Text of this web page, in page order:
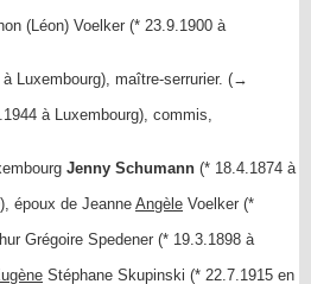
(Léon) Voelker (* 23.9.1900 à
Luxembourg), maître-serrurier. (→
à Luxembourg), commis,
Jenny Schumann (* 18.4.1874 à
), époux de Jeanne Angèle Voelker (*
Grégoire Spedener (* 19.3.1898 à
Stéphane Skupinski (* 22.7.1915 en